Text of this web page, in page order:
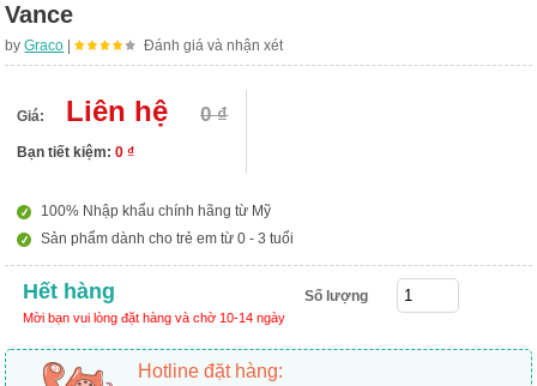
Vance
byGraco | Đánh giá và nhận xét
Giá: Liên hệ 0 ₫
Bạn tiết kiệm:0 ₫
100% Nhập khẩu chính hãng từ Mỹ
Sản phẩm dành cho trẻ em từ 0 - 3 tuổi
Hết hàng
Mời bạn vui lòng đặt hàng và chờ 10-14 ngày
Số lượng
Hotline đặt hàng: